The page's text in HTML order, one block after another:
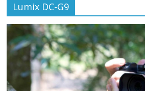
Lumix DC-G9